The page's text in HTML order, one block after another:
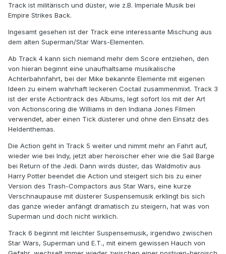
Track ist militärisch und düster, wie z.B. Imperiale Musik bei
Empire Strikes Back.
Ingesamt gesehen ist der Track eine interessante Mischung aus
dem alten Superman/Star Wars-Elementen.
Ab Track 4 kann sich niemand mehr dem Score entziehen, den
von hieran beginnt eine unaufhaltsame musikalische
Achterbahnfahrt, bei der Mike bekannte Elemente mit eigenen
Ideen zu einem wahrhaft leckeren Coctail zusammenmixt. Track 3
ist der erste Actiontrack des Albums, legt sofort los mit der Art
von Actionscoring die Williams in den Indiana Jones Filmen
verwendet, aber einen Tick düsterer und ohne den Einsatz des
Heldenthemas.
Die Action geht in Track 5 weiter und nimmt mehr an Fahrt auf,
wieder wie bei Indy, jetzt aber heroischer eher wie die Sail Barge
bei Return of the Jedi. Dann wirds düster, das Waldmotiv aus
Harry Potter beendet die Action und steigert sich bis zu einer
Version des Trash-Compactors aus Star Wars, eine kurze
Verschnaupause mit düsterer Suspensemusik erklingt bis sich
das ganze wieder anfängt dramatisch zu steigern, hat was von
Superman und doch nicht wirklich.
Track 6 beginnt mit leichter Suspensemusik, irgendwo zwischen
Star Wars, Superman und E.T., mit einem gewissen Hauch von